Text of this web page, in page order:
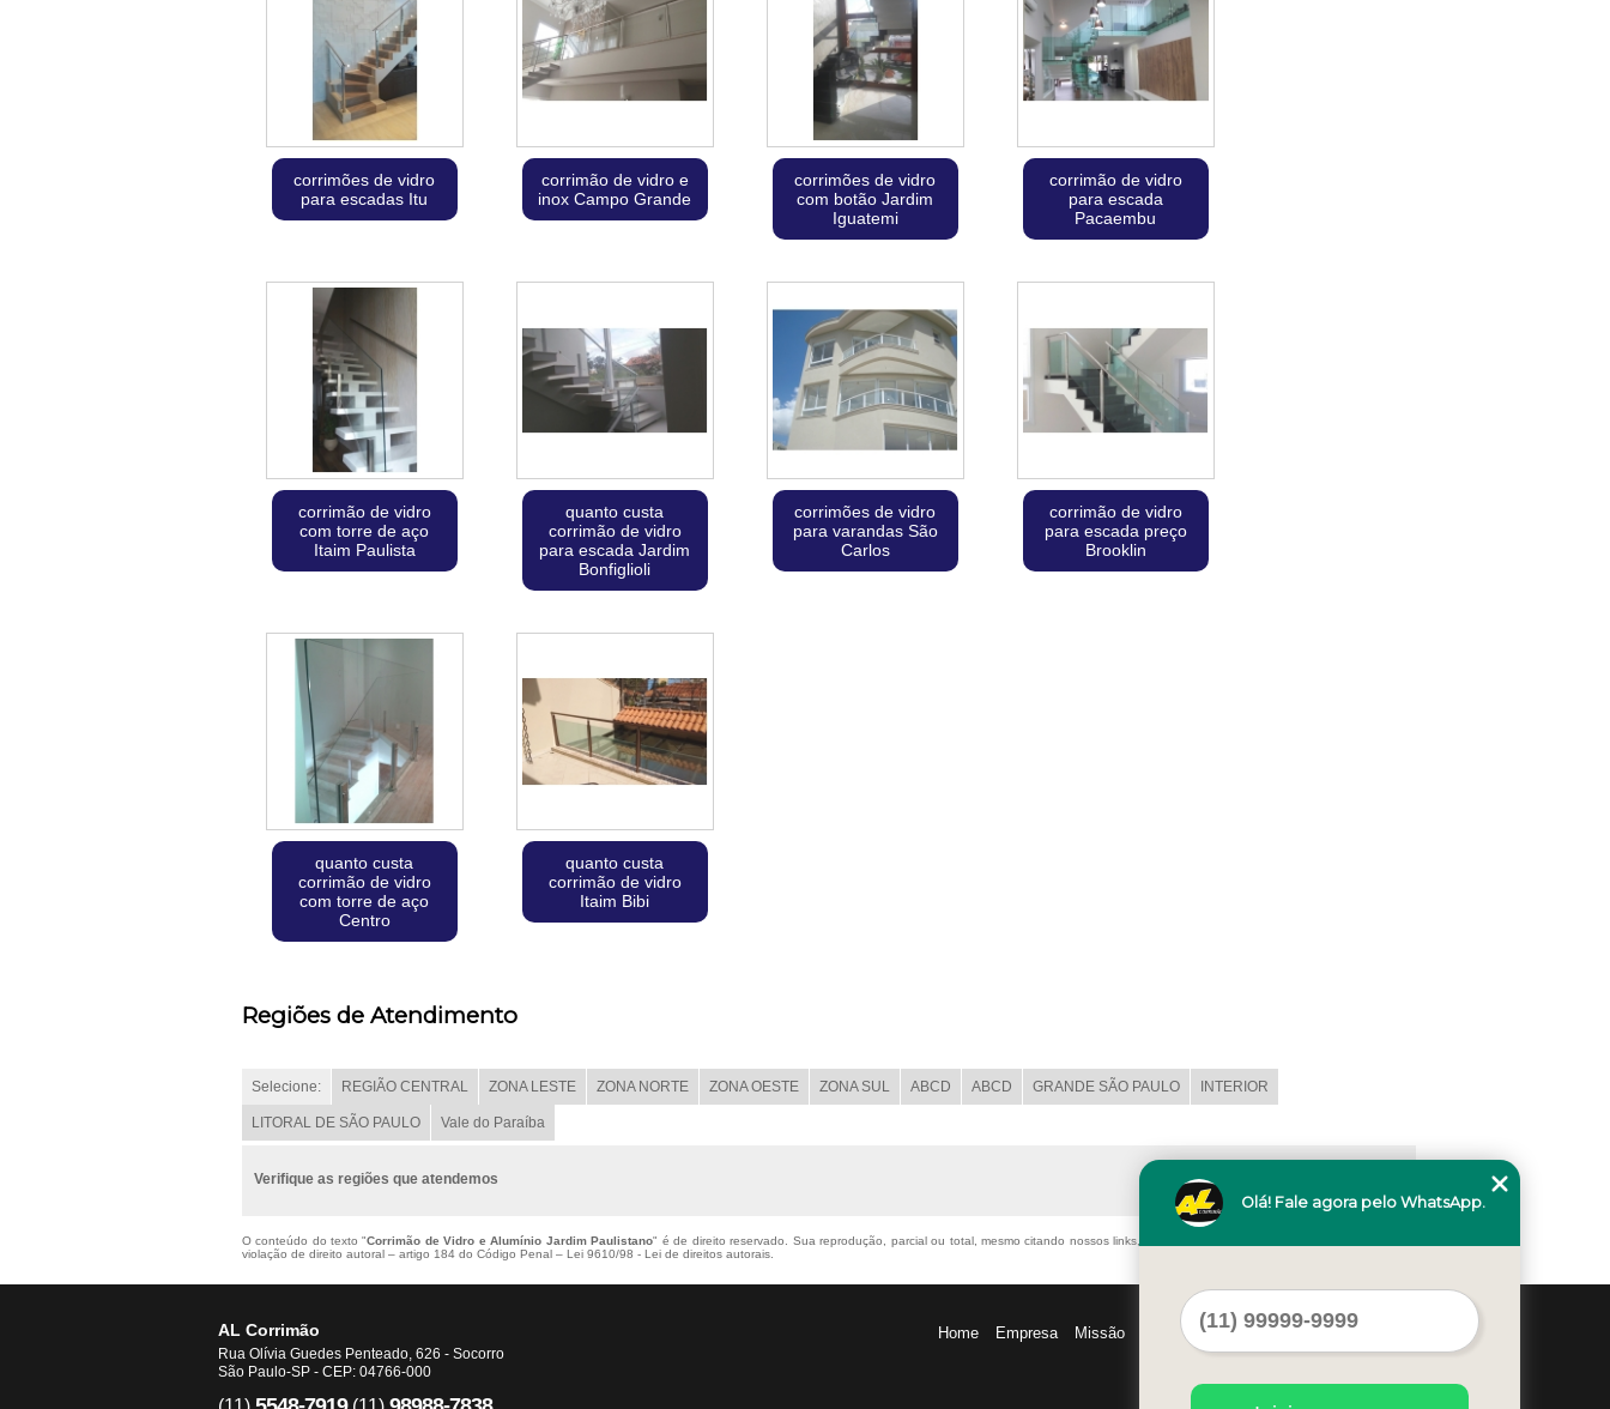
corrimões de vidro
para escadas Itu
corrimão de vidro e
inox Campo Grande
corrimões de vidro
com botão Jardim
Iguatemi
corrimão de vidro
para escada
Pacaembu
corrimão de vidro
com torre de aço
Itaim Paulista
quanto custa
corrimão de vidro
para escada Jardim
Bonfiglioli
corrimões de vidro
para varandas São
Carlos
corrimão de vidro
para escada preço
Brooklin
quanto custa
corrimão de vidro
com torre de aço
Centro
quanto custa
corrimão de vidro
Itaim Bibi
Regiões de Atendimento
Selecione: REGIÃO CENTRAL ZONA LESTE ZONA NORTE ZONA OESTE ZONA SUL ABCD ABCD GRANDE SÃO PAULO INTERIOR
LITORAL DE SÃO PAULO Vale do Paraíba
Verifique as regiões que atendemos
O conteúdo do texto "Corrimão de Vidro e Alumínio Jardim Paulistano" é de direito reservado. Sua reprodução, parcial ou total, mesmo citando nossos links, é proibida sem a autorização do autor. Crime de
violação de direito autoral – artigo 184 do Código Penal – Lei 9610/98 - Lei de direitos autorais.
AL Corrimão
Rua Olívia Guedes Penteado, 626 - Socorro
São Paulo-SP - CEP: 04766-000
Home Empresa Missão Serviços Contato Mapa do site
Olá! Fale agora pelo WhatsApp.